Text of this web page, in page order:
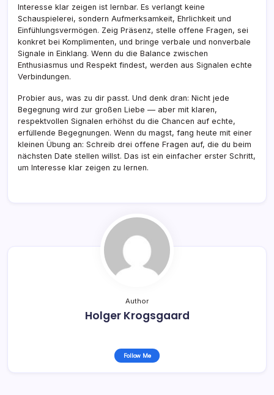
Interesse klar zeigen ist lernbar. Es verlangt keine
Schauspielerei, sondern Aufmerksamkeit, Ehrlichkeit und
Einfühlungsvermögen. Zeig Präsenz, stelle offene Fragen, sei
konkret bei Komplimenten, und bringe verbale und nonverbale
Signale in Einklang. Wenn du die Balance zwischen
Enthusiasmus und Respekt findest, werden aus Signalen echte
Verbindungen.
Probier aus, was zu dir passt. Und denk dran: Nicht jede
Begegnung wird zur großen Liebe — aber mit klaren,
respektvollen Signalen erhöhst du die Chancen auf echte,
erfüllende Begegnungen. Wenn du magst, fang heute mit einer
kleinen Übung an: Schreib drei offene Fragen auf, die du beim
nächsten Date stellen willst. Das ist ein einfacher erster Schritt,
um Interesse klar zeigen zu lernen.
Author
Holger Krogsgaard
Follow Me